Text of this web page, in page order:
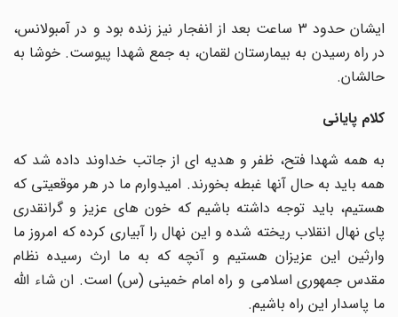
ایشان حدود 3 ساعت بعد از انفجار نیز زنده بود و در آمبولانس،
در راه رسیدن به بیمارستان لقمان، به جمع شهدا پیوست. خوشا به
حالشان.
کلام پایانی
به همه شهدا فتح، ظفر و هدیه ای از جاتب خداوند داده شد که
همه باید به حال آنها غبطه بخورند. امیدوارم ما در هر موقعیتی که
هستیم، باید توجه داشته باشیم که خون های عزیز و گرانقدری
پای نهال انقلاب ریخته شده و این نهال را آبیاری کرده که امروز ما
وارثین این عزیزان هستیم و آنچه که به ما ارث رسیده نظام
مقدس جمهوری اسلامی و راه امام خمینی (س) است. ان شاء الله
ما پاسدار این راه باشیم.